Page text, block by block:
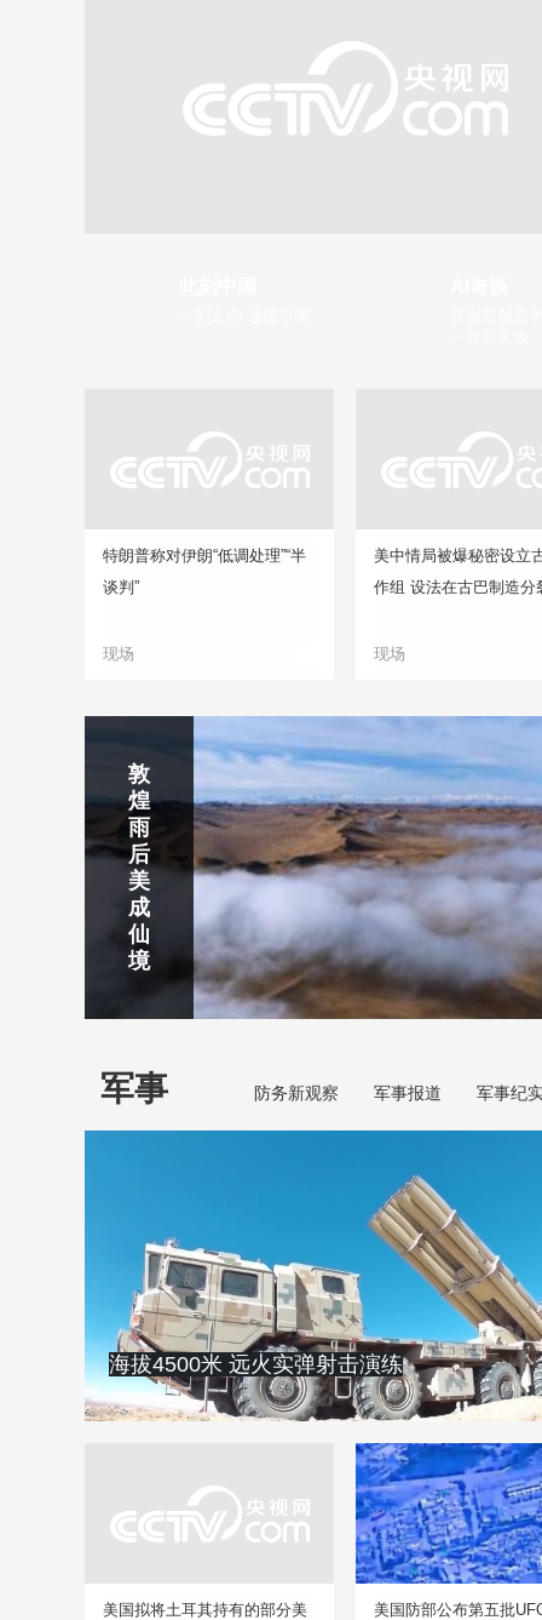
特朗普称对伊朗“低调处理”“半
谈判”
现场
美中情局被爆秘密设立
作组 设法在古巴制造分
现场
静赏京娘湖
京娘湖位于邯郸武安市口上村北，常年平均气温19摄氏度，夏
温26摄氏度，是避暑休闲佳地。
吉
林
市
北
山
公
园
云
探
古
北
水
镇
南
京
玄
武
湖
景
区
焦
作
红
石
峡
秦
皇
岛
金
梦
海
湾
剑
川
下
梅
岭
瀑
布
烟
雨
齐
云
山
敦
煌
雨
后
美
成
仙
境
军事 防务新观察 军事报道 军事纪
海拔4500米 远火实弹射击演练
美国拟将土耳其持有的部分美
美国防部公布第五批